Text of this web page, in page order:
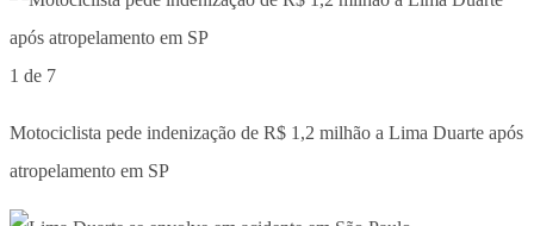
1 de 7
Motociclista pede indenização de R$ 1,2 milhão a Lima Duarte após
atropelamento em SP